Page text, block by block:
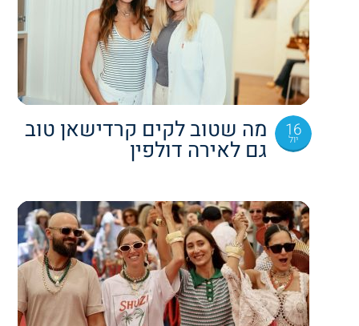
16
יול מה שטוב לקים קרדישאן טוב
גם לאירה דולפין